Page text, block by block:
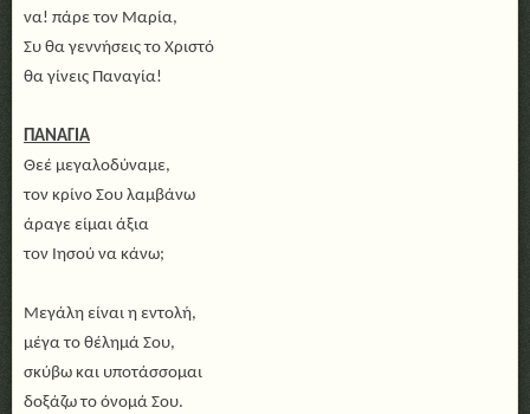
να! πάρε τον Μαρία,
Συ θα γεννήσεις το Χριστό
θα γίνεις Παναγία!
ΠΑΝΑΓΙΑ
Θεέ μεγαλοδύναμε,
τον κρίνο Σου λαμβάνω
άραγε είμαι άξια
τον Ιησού να κάνω;
Μεγάλη είναι η εντολή,
μέγα το θέλημά Σου,
σκύβω και υποτάσσομαι
δοξάζω το όνομά Σου.